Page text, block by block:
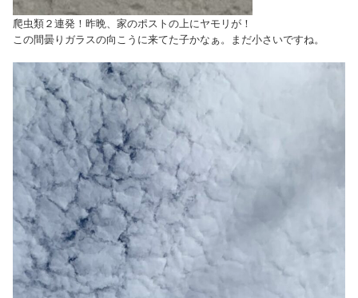
爬虫類２連発！昨晩、家のポストの上にヤモリが！
この間曇りガラスの向こうに来てた子かなぁ。まだ小さいですね。